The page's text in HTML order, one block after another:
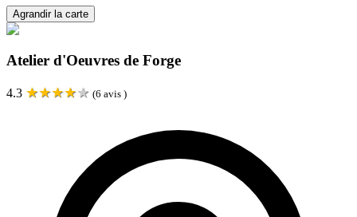
Agrandir la carte
Atelier d'Oeuvres de Forge
4.3 ★★★★★ (6 avis )